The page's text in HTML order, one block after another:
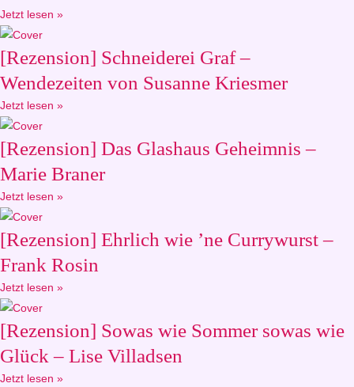
Jetzt lesen »
[Rezension] Schneiderei Graf –
Wendezeiten von Susanne Kriesmer
Jetzt lesen »
[Rezension] Das Glashaus Geheimnis –
Marie Braner
Jetzt lesen »
[Rezension] Ehrlich wie ’ne Currywurst –
Frank Rosin
Jetzt lesen »
[Rezension] Sowas wie Sommer sowas wie
Glück – Lise Villadsen
Jetzt lesen »